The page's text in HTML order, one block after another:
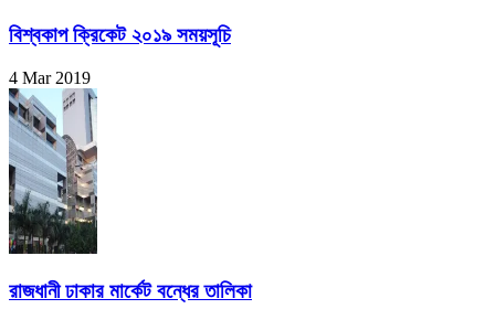
বিশ্বকাপ ক্রিকেট ২০১৯ সময়সূচি
4 Mar 2019
রাজধানী ঢাকার মার্কেট বন্ধের তালিকা